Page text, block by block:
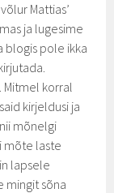
Mattias’
ja lugesime
blogis pole ikka
Mitmel korral
kirjeldusi ja
mõnelgi
mõte laste
lapsele
mingit sõna